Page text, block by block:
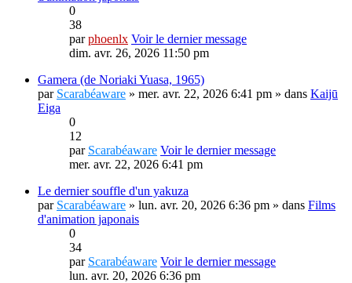
0
38
parphoenlx Voir le dernier message
dim. avr. 26, 2026 11:50 pm
Gamera (de Noriaki Yuasa, 1965)
par Scarabéaware » mer. avr. 22, 2026 6:41 pm » dans Kaijū
Eiga
0
12
par Scarabéaware Voir le dernier message
mer. avr. 22, 2026 6:41 pm
Le dernier souffle d'un yakuza
par Scarabéaware » lun. avr. 20, 2026 6:36 pm » dans Films
d'animation japonais
0
34
par Scarabéaware Voir le dernier message
lun. avr. 20, 2026 6:36 pm